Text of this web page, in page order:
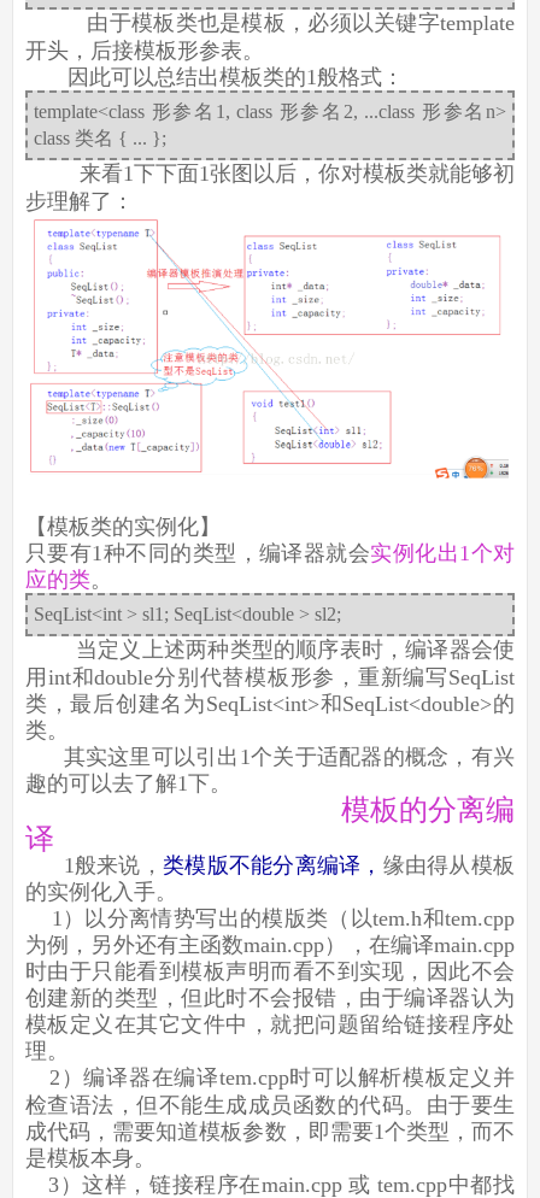
由于模板类也是模板，必须以关键字template
开头，后接模板形参表。
因此可以总结出模板类的1般格式：
template<class 形参名1, class 形参名2, ...class 形参名n>
class 类名 { ... };
来看1下下面1张图以后，你对模板类就能够初
步理解了：
【模板类的实例化】
只要有1种不同的类型，编译器就会实例化出1个对
应的类。
SeqList<int > sl1; SeqList<double > sl2;
当定义上述两种类型的顺序表时，编译器会使
用int和double分别代替模板形参，重新编写SeqList
类，最后创建名为SeqList<int>和SeqList<double>的
类。
其实这里可以引出1个关于适配器的概念，有兴
趣的可以去了解1下。
模板的分离编
译
1般来说， 类模版不能分离编译， 缘由得从模板
的实例化入手。
1）以分离情势写出的模版类（以tem.h和tem.cpp
为例，另外还有主函数main.cpp），在编译main.cpp
时由于只能看到模板声明而看不到实现，因此不会
创建新的类型，但此时不会报错，由于编译器认为
模板定义在其它文件中，就把问题留给链接程序处
理。
2）编译器在编译tem.cpp时可以解析模板定义并
检查语法，但不能生成成员函数的代码。由于要生
成代码，需要知道模板参数，即需要1个类型，而不
是模板本身。
3）这样， 链接程序在main.cpp 或 tem.cpp中都找